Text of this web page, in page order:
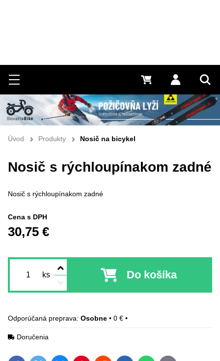
Hľadať
Menu Prihlásiť
0 €
Úvod Produkty Nosič na bicykel
Nosič s rýchloupínakom zadné
Nosič s rýchloupínakom zadné
Cena s DPH
30,75 €
ks Do košíka
Osobne • 0 € •
Doručenia